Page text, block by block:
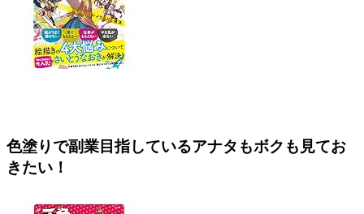
色塗りで副業目指しているアナタもボクも見てお
きたい！